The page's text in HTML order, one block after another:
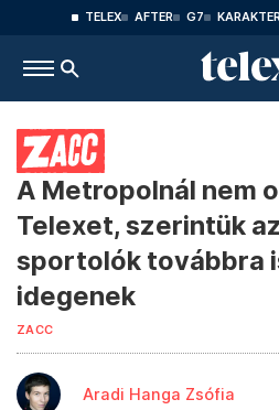
TELEX AFTER G7
A Metropolnál nem
Telexet, szerintük
sportolók továbbra
idegenek
ZACC
Aradi Hanga Zsófia